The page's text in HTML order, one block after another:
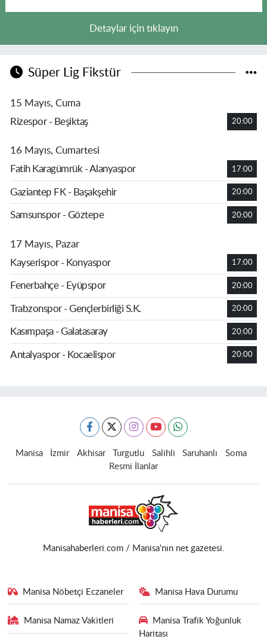
Detaylar için tıklayın
Süper Lig Fikstür
15 Mayıs, Cuma
Rizespor - Beşiktaş
20:00
16 Mayıs, Cumartesi
Fatih Karagümrük - Alanyaspor
17:00
Gaziantep FK - Başakşehir 20:00
Samsunspor - Göztepe 20:00
17 Mayıs, Pazar
Kayserispor - Konyaspor
17:00
Fenerbahçe - Eyüpspor 20:00
Trabzonspor - Gençlerbirliği S.K. 20:00
Kasımpaşa - Galatasaray 20:00
Antalyaspor - Kocaelispor 20:00
Manisa İzmir Akhisar Turgutlu Salihli Saruhanlı
Soma
Resmi İlanlar
Manisahaberleri.com / Manisa'nın net gazetesi.
Manisa Nöbetçi Eczaneler Manisa Hava Durumu
Manisa Namaz Vakitleri
Manisa Trafik Yoğunluk
Haritası